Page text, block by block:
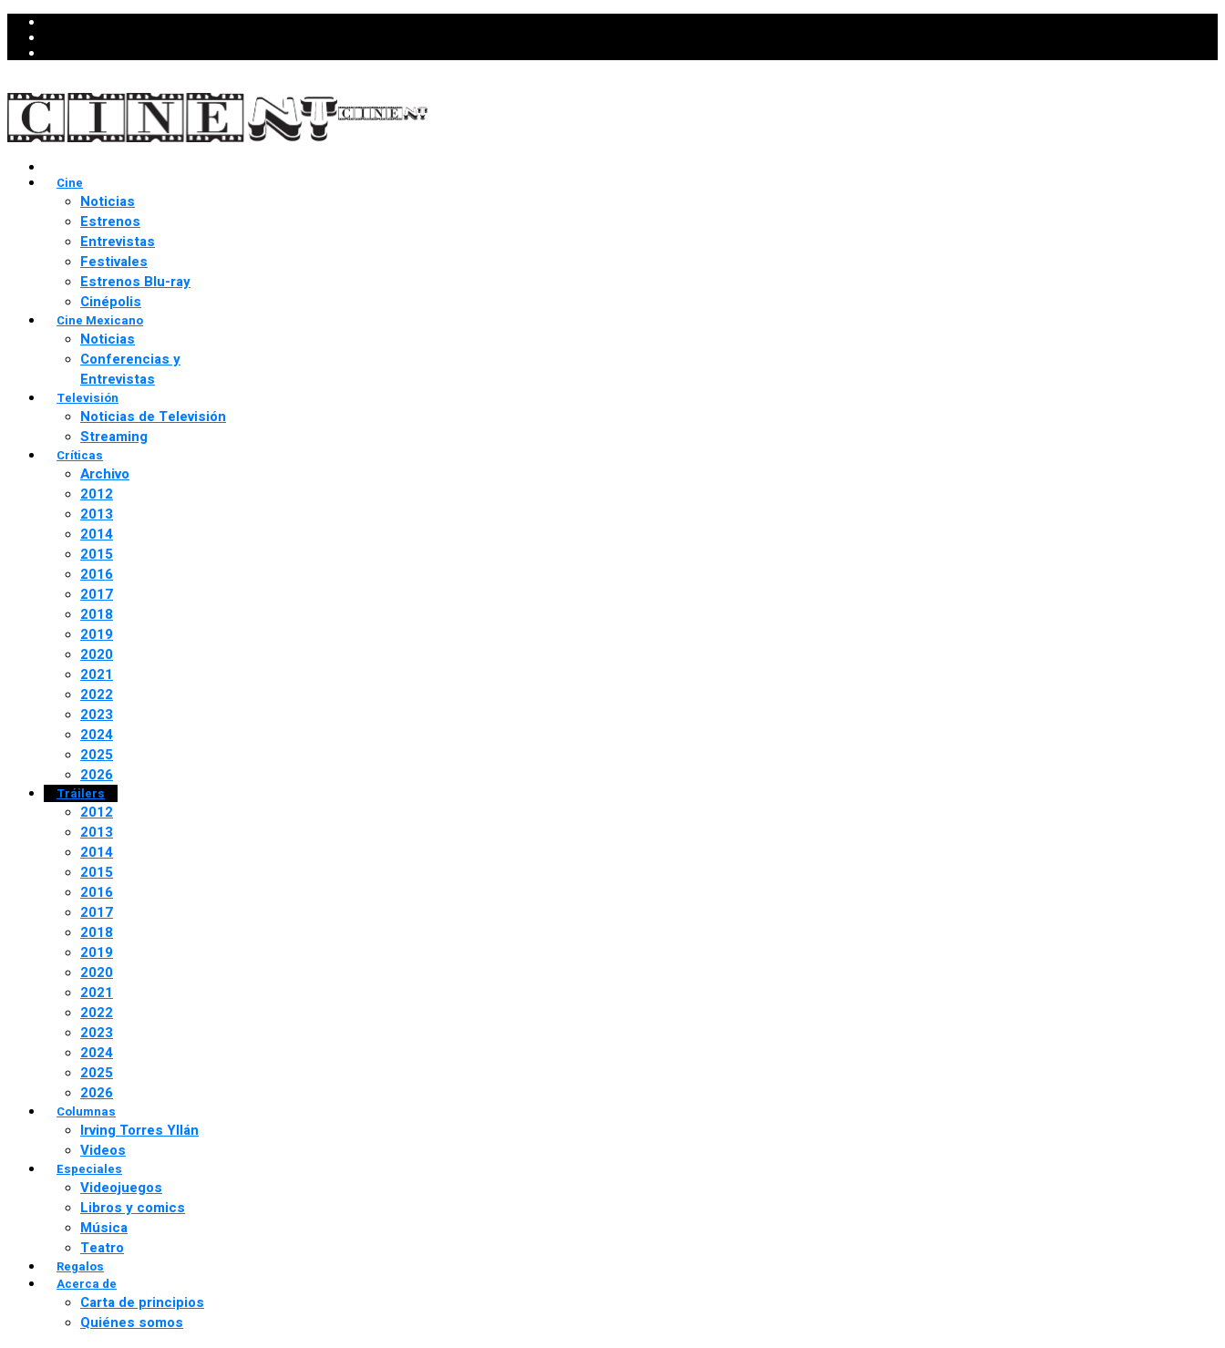
Cine
Noticias
Estrenos
Entrevistas
Festivales
Estrenos Blu-ray
Cinépolis
Cine Mexicano
Noticias
Conferencias y
Entrevistas
Televisión
Noticias de Televisión
Streaming
Críticas
Archivo
2012
2013
2014
2015
2016
2017
2018
2019
2020
2021
2022
2023
2024
2025
2026
Tráilers
2012
2013
2014
2015
2016
2017
2018
2019
2020
2021
2022
2023
2024
2025
2026
Columnas
Irving Torres Yllán
Videos
Especiales
Videojuegos
Libros y comics
Música
Teatro
Regalos
Acerca de
Carta de principios
Quiénes somos